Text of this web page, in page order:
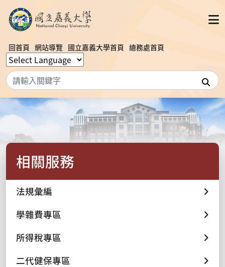
回首頁 網站導覽 國立嘉義大學首頁 總務處首頁
搜尋
相關服務
法規彙編
學雜費專區
所得稅專區
二代健保專區